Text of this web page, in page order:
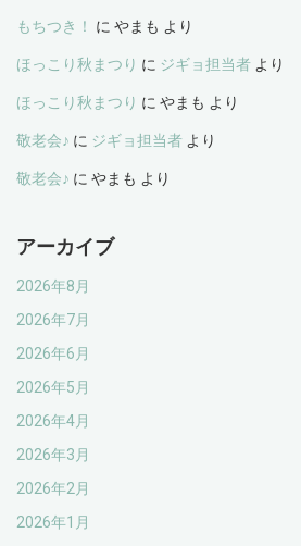
もちつき！ に やまも より
ほっこり秋まつり に ジギョ担当者 より
ほっこり秋まつり に やまも より
敬老会♪ に ジギョ担当者 より
敬老会♪ に やまも より
アーカイブ
2026年8月
2026年7月
2026年6月
2026年5月
2026年4月
2026年3月
2026年2月
2026年1月